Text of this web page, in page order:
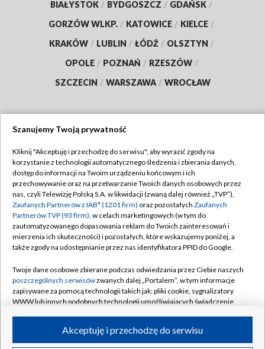
BIAŁYSTOK / BYDGOSZCZ / GDAŃSK /
GORZÓW WLKP. / KATOWICE / KIELCE /
KRAKÓW / LUBLIN / ŁÓDŹ / OLSZTYN /
OPOLE / POZNAŃ / RZESZÓW /
SZCZECIN / WARSZAWA / WROCŁAW
TVP
Abonament TVP
Emisja w TVP
Centrum informacji TVP
Naziemna Telewizja Cyfrowa
Rada Programowa
System NOS
Informacje o nadawcy
Program dla prasy
Regulamin TVP
Polityka prywatności
Moje zgody
Pomoc
Kontakt
Kanały
Szanujemy Twoją prywatność
Kliknij "Akceptuję i przechodzę do serwisu", aby wyrazić zgody na
korzystanie z technologii automatycznego śledzenia i zbierania danych,
dostęp do informacji na Twoim urządzeniu końcowym i ich
przechowywanie oraz na przetwarzanie Twoich danych osobowych przez
nas, czyli Telewizję Polską S.A. w likwidacji (zwaną dalej również „TVP”),
Zaufanych Partnerów z IAB* (1201 firm) oraz pozostałych Zaufanych
Partnerów TVP (93 firm), w celach marketingowych (w tym do
zautomatyzowanego dopasowania reklam do Twoich zainteresowań i
mierzenia ich skuteczności) i pozostałych, które wskazujemy poniżej, a
także zgody na udostępnianie przez nas identyfikatora PPID do Google.
Twoje dane osobowe zbierane podczas odwiedzania przez Ciebie naszych
poszczególnych serwisówzwanych dalej „Portalem”, w tym informacje
zapisywane za pomocą technologii takich jak: pliki cookie, sygnalizatory
WWW lub innych podobnych technologii umożliwiających świadczenie
ruchu w Internecie.Akceptuję i przechodzę do serwisu